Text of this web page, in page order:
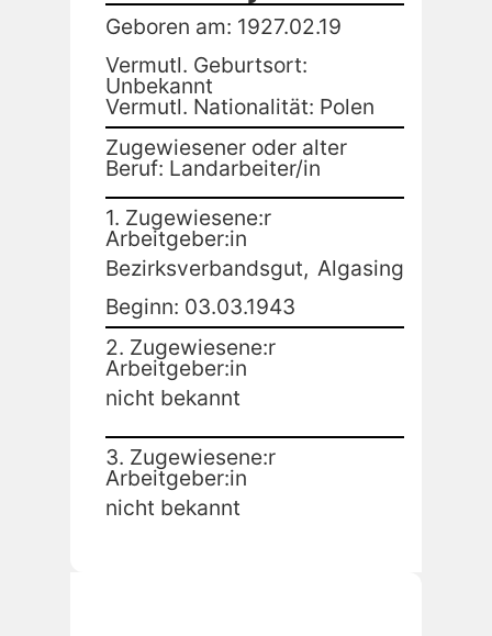
Geboren am: 1927.02.19
Vermutl. Geburtsort:
Unbekannt
Vermutl. Nationalität: Polen
Zugewiesener oder alter
Beruf: Landarbeiter/in
1. Zugewiesene:r
Arbeitgeber:in
Bezirksverbandsgut, Algasing
Beginn: 03.03.1943
2. Zugewiesene:r
Arbeitgeber:in
nicht bekannt
3. Zugewiesene:r
Arbeitgeber:in
nicht bekannt